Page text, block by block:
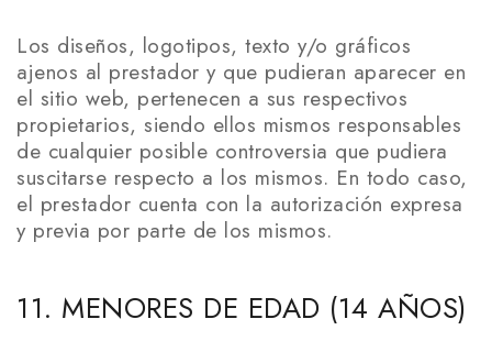
Los diseños, logotipos, texto y/o gráficos
ajenos al prestador y que pudieran aparecer en
el sitio web, pertenecen a sus respectivos
propietarios, siendo ellos mismos responsables
de cualquier posible controversia que pudiera
suscitarse respecto a los mismos. En todo caso,
el prestador cuenta con la autorización expresa
y previa por parte de los mismos.
11. MENORES DE EDAD (14 AÑOS)